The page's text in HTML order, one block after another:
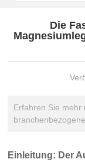
Sprache
Die
Erfahren Sie mehr
Einleitung: Der